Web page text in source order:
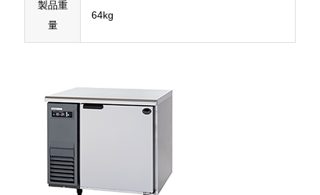
製品重
量
64kg